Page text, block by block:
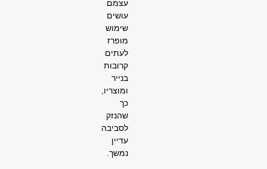
עצמם
עושים
שימוש
מופרז
לעתים
קרובות
בנייר
ומוצריו,
כך
שהנזק
לסביבה
עדיין
נמשך.